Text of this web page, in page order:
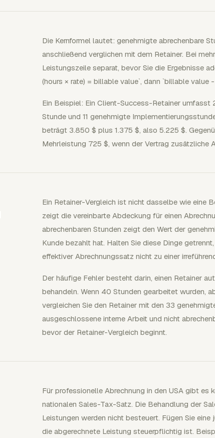
Die Kernformel lautet: genehmigte abrechenbare
anschließend verglichen mit dem Retainer. Bei
Leistungszeile separat, bevor Sie die Ergebnisse
(hours × rate) = billable value`, dann `billable
Ein Beispiel: Ein Client-Success-Retainer
Stunde und 11 genehmigte
beträgt 3.850 $ plus 1.375 $, also 5.225 $.
Mehrleistung 725 $, wenn der Vertrag zusätzliche
Ein Retainer-Vergleich ist nicht dasselbe wie eine
zeigt die vereinbarte Abdeckung für einen
abrechenbaren Stunden zeigt den Wert der
Kunde bezahlt hat. Halten Sie diese Dinge
effektiver Abrechnungssatz nicht zu einer
Der häufige Fehler besteht darin, einen Retainer
behandeln. Wenn 40 Stunden gearbeitet wurden,
vergleichen Sie den Retainer mit den 33
ausgeschlossene interne Arbeit und nicht
bevor der Retainer-Vergleich beginnt.
Für professionelle Abrechnung in den USA gibt es
nationalen Sales-Tax-Satz. Die Behandlung der
Leistungen werden nicht besteuert. Fügen Sie
die abgerechnete Leistung steuerpflichtig ist.